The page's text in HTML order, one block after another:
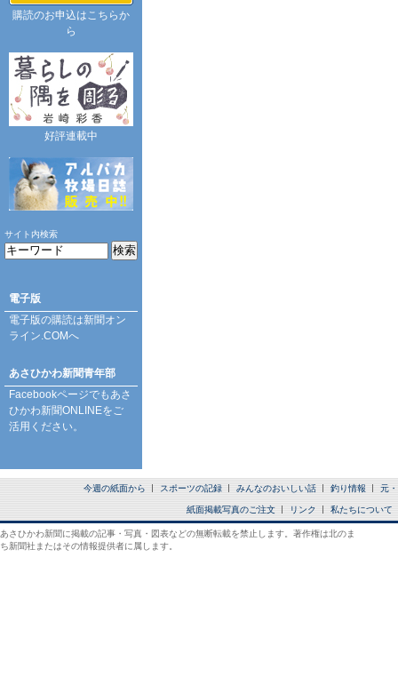
購読のお申込はこちらか
ら
好評連載中
サイト内検索
電子版
電子版の購読は新聞オン
ライン.COMへ
あさひかわ新聞青年部
Facebookページでもあさ
ひかわ新聞ONLINEをご
活用ください。
今週の紙面から スポーツの記録 みんなのおいしい話 釣り情報 元
紙面掲載写真のご注文 リンク 私たちについて
あさひかわ新聞に掲載の記事・写真・図表などの無断転載を禁止します。著作権は北のま
ち新聞社またはその情報提供者に属します。